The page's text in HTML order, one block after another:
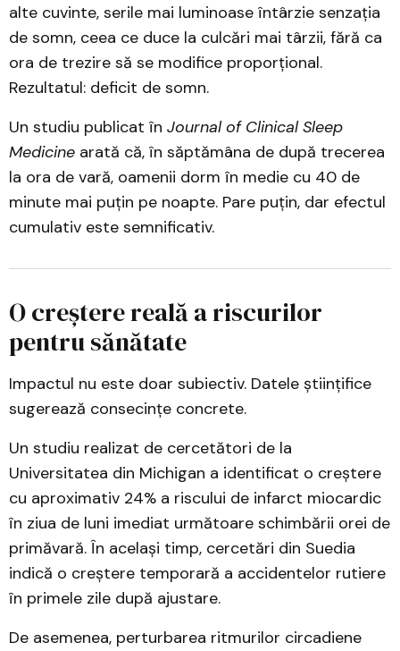
alte cuvinte, serile mai luminoase întârzie senzația
de somn, ceea ce duce la culcări mai târzii, fără ca
ora de trezire să se modifice proporțional.
Rezultatul: deficit de somn.
Un studiu publicat în Journal of Clinical Sleep
Medicine arată că, în săptămâna de după trecerea
la ora de vară, oamenii dorm în medie cu 40 de
minute mai puțin pe noapte. Pare puțin, dar efectul
cumulativ este semnificativ.
O creștere reală a riscurilor
pentru sănătate
Impactul nu este doar subiectiv. Datele științifice
sugerează consecințe concrete.
Un studiu realizat de cercetători de la
Universitatea din Michigan a identificat o creștere
cu aproximativ 24% a riscului de infarct miocardic
în ziua de luni imediat următoare schimbării orei de
primăvară. În același timp, cercetări din Suedia
indică o creștere temporară a accidentelor rutiere
în primele zile după ajustare.
De asemenea, perturbarea ritmurilor circadiene